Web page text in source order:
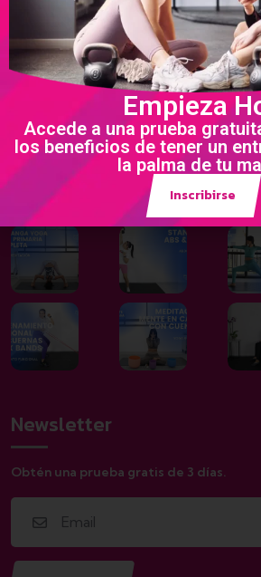
Nosotros
Programas
Política de privacidad
Términos y condiciones
Galería
Newsletter
Obtén una prueba gratis de 3 días.
Empieza
Accede a una prueba
los beneficios de tener un
la palma de tu
Inscribirse